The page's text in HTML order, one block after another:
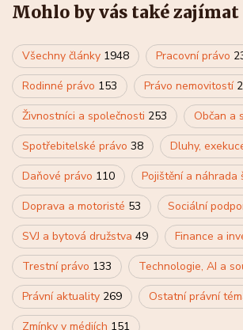
Mohlo by vás také zajímat
Všechny články 1948 Pracovní právo
Rodinné právo 153 Právo nemovitostí
Živnostníci a společnosti 253 Občan a
Spotřebitelské právo 38 Dluhy,
Daňové právo 110 Pojištění a náhrada
Doprava a motoristé 53 Sociální
SVJ a bytová družstva 49 Finance a
Trestní právo 133 Technologie, AI a
Právní aktuality 269 Ostatní právní
Zmínky v médiích 151